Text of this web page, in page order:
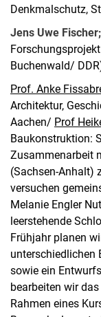
Denkmalschutz,
Jens Uwe Fischer;
Buchenwald/
Prof. Anke
Architektur,
Aachen/ Prof
Baukonstruktion:
Zusammenarbeit
(Sachsen-Anhalt)
versuchen
Melanie Engler
leerstehende
Frühjahr planen
unterschiedlichen
sowie ein
bearbeiten wir
Rahmen eines